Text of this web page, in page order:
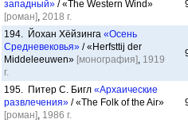
западный» / «The Western Wind»
[роман], 2018 г.
194. Йохан Хёйзинга «Осень
Средневековья» / «Herfsttij der
Middeleeuwen» [монография], 1919
г.
195. Питер С. Бигл «Архаические
развлечения» / «The Folk of the Air»
[роман], 1986 г.